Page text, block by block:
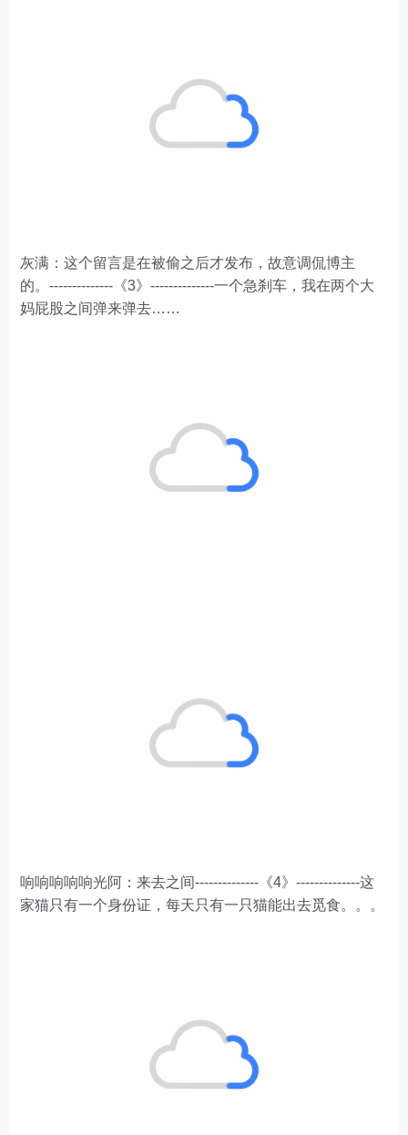
灰满：这个留言是在被偷之后才发布，故意调侃博主
的。--------------《3》--------------一个急刹车，我在两个大
妈屁股之间弹来弹去……
响响响响响光阿：来去之间--------------《4》--------------这
家猫只有一个身份证，每天只有一只猫能出去觅食。。。